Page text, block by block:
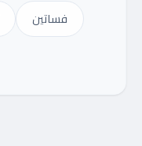
فساتين